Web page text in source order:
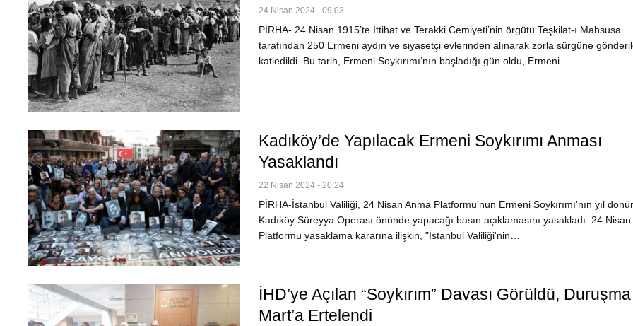
24 Nisan 2024 - 09:03
PİRHA- 24 Nisan 1915’te İttihat ve Terakki Cemiyeti’nin örgütü Teşkilat-ı Mahsusa
tarafından 250 Ermeni aydın ve siyasetçi evlerinden alınarak zorla sürgüne
katledildi. Bu tarih, Ermeni Soykırımı’nın başladığı gün oldu, Ermeni…
Kadıköy’de Yapılacak Ermeni Soykırımı Anması
Yasaklandı
22 Nisan 2024 - 20:24
PİRHA-İstanbul Valiliği, 24 Nisan Anma Platformu’nun Ermeni Soykırımı'nın yıl
Kadıköy Süreyya Operası önünde yapacağı basın açıklamasını yasakladı. 24
Platformu yasaklama kararına ilişkin, "İstanbul Valiliği'nin…
İHD’ye Açılan “Soykırım” Davası Görüldü,
Mart’a Ertelendi